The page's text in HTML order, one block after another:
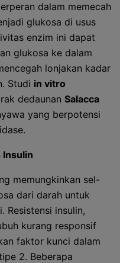
dalam memecah
glukosa di usus
enzim ini dapat
glukosa ke dalam
lonjakan kadar
Studi in vitro
dedaunan Salacca
yang berpotensi
Insulin
memungkinkan sel-
dari darah untuk
Resistensi insulin,
kurang responsif
faktor kunci dalam
2. Beberapa